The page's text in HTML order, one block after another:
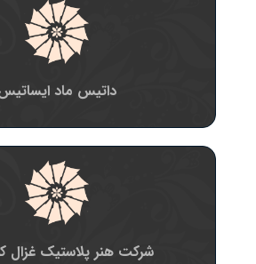
داتیس ماد
شرکت هنر پلاستیک غزال